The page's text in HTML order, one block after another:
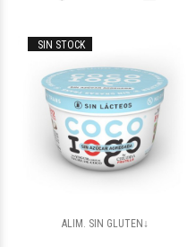
SIN STOCK
ALIM. SIN GLUTEN↓